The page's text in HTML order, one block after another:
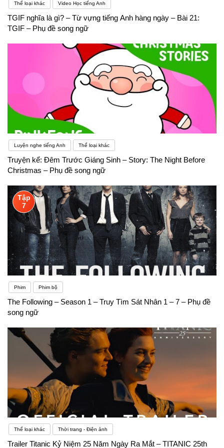
trên người bạn. Cùng một kiểm dáng nhưng phải
được may đo theo size của bản thân mới vừa vặn.
phù hợp với người khác là cũng phù hợp với bản
thân mình. Bạn cần thay đổi linh hoạt để có thể tìm
được cách học thú vị và hiệu quả nhất
Thể loại khác Video Học tiếng Anh
TGIF nghĩa là gì? – Từ vựng tiếng Anh hàng ngày – Bài 21:
TGIF – Phụ đề song ngữ
Luyện nghe tiếng Anh Thể loại khác
Truyện kể: Đêm Trước Giáng Sinh – Story: The Night Before
Christmas – Phụ đề song ngữ
Tập
7
Phim Phim bộ
The Following – Season 1 – Truy Tìm Sát Nhân 1 – 7 – Phụ đề
song ngữ
Thể loại khác Thời trang - Điện ảnh
Trailer Titanic Kỷ Niệm 25 Năm Ngày Ra Mắt – TITANIC 25th